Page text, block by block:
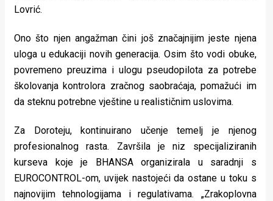
Lovrić.
Ono što njen angažman čini još značajnijim jeste njena
uloga u edukaciji novih generacija. Osim što vodi obuke,
povremeno preuzima i ulogu pseudopilota za potrebe
školovanja kontrolora zračnog saobraćaja, pomažući im
da steknu potrebne vještine u realističnim uslovima.
Za Doroteju, kontinuirano učenje temelj je njenog
profesionalnog rasta. Završila je niz specijaliziranih
kurseva koje je BHANSA organizirala u saradnji s
EUROCONTROL-om, uvijek nastojeći da ostane u toku s
najnovijim tehnologijama i regulativama. „Zrakoplovna